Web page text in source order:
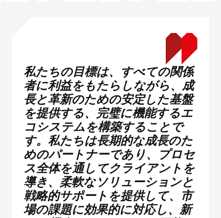
私たちの目標は、すべての関係
者に利益をもたらしながら、成
長と革新のための安定した基盤
を提供する、完璧に機能するエ
コシステムを構築することで
す。私たちは長期的な成長のた
めのパートナーであり、プロセ
ス全体を通してクライアントを
導き、柔軟なソリューションと
戦略的サポートを提供して、市
場の課題に効果的に対応し、新